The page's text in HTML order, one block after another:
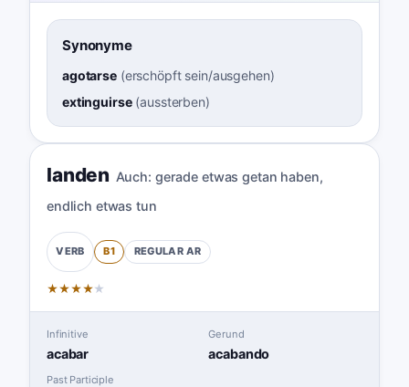
Synonyme
agotarse(erschöpft sein/ausgehen)
extinguirse(aussterben)
landen Auch: gerade etwas getan haben,
endlich etwas tun
VERB B1 REGULAR AR
★★★★★
Infinitive
acabar
Gerund
acabando
Past Participle